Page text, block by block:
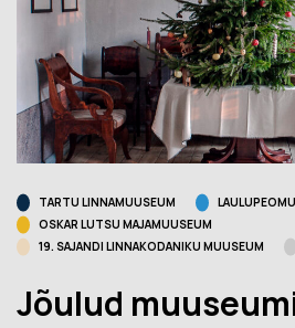
TARTU LINNAMUUSEUM
OSKAR LUTSU MAJAMUUSEUM
19. SAJANDI LINNAKODANIKU MUUSEUM
Jõulud